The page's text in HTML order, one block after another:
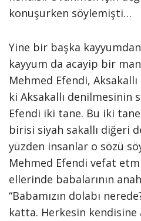
konuşurken söylemişti…
Yine bir başka
kayyum da acayip bir
Mehmed Efendi,
ki Aksakallı denilmesinin
Efendi iki tane. Bu iki
birisi siyah sakallı diğeri
yüzden insanlar o sözü
Mehmed Efendi vefat
ellerinde babalarının
“Babamızın dolabı
katta. Herkesin kendisine